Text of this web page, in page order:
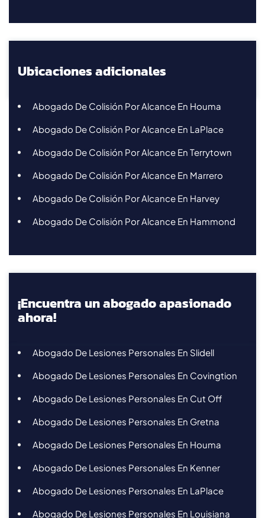
Ubicaciones adicionales
Abogado De Colisión Por Alcance En Houma
Abogado De Colisión Por Alcance En LaPlace
Abogado De Colisión Por Alcance En Terrytown
Abogado De Colisión Por Alcance En Marrero
Abogado De Colisión Por Alcance En Harvey
Abogado De Colisión Por Alcance En Hammond
¡Encuentra un abogado apasionado
ahora!
Abogado De Lesiones Personales En Slidell
Abogado De Lesiones Personales En Covingtion
Abogado De Lesiones Personales En Cut Off
Abogado De Lesiones Personales En Gretna
Abogado De Lesiones Personales En Houma
Abogado De Lesiones Personales En Kenner
Abogado De Lesiones Personales En LaPlace
Abogado De Lesiones Personales En Louisiana